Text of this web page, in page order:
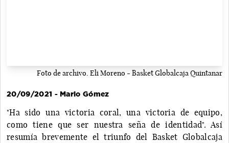
Foto de archivo. Eli Moreno - Basket Globalcaja Quintanar
20/09/2021 - Mario Gómez
"Ha sido una victoria coral, una victoria de equipo,
como tiene que ser nuestra seña de identidad". Así
resumía brevemente el triunfo del Basket Globalcaja